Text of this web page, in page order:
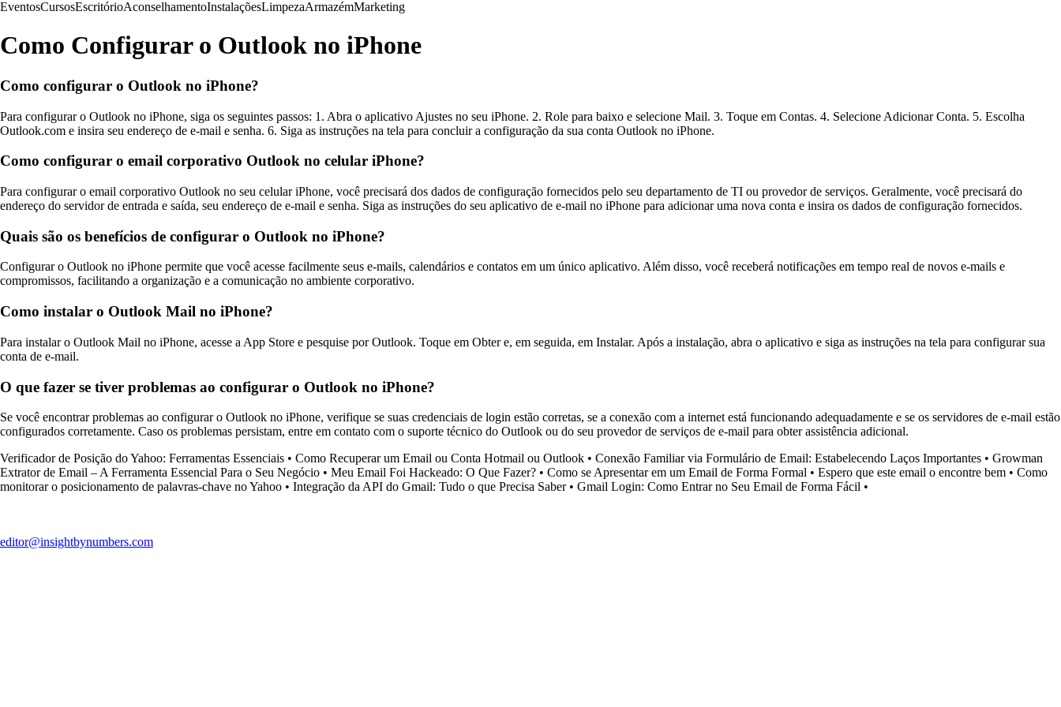
EventosCursosEscritórioAconselhamentoInstalaçõesLimpezaArmazémMarketing
Como Configurar o Outlook no iPhone
Como configurar o Outlook no iPhone?
Para configurar o Outlook no iPhone, siga os seguintes passos: 1. Abra o aplicativo Ajustes no seu iPhone. 2. Role para baixo e selecione Mail. 3. Toque em Contas. 4. Selecione Adicionar Conta. 5. Escolha
Outlook.com e insira seu endereço de e-mail e senha. 6. Siga as instruções na tela para concluir a configuração da sua conta Outlook no iPhone.
Como configurar o email corporativo Outlook no celular iPhone?
Para configurar o email corporativo Outlook no seu celular iPhone, você precisará dos dados de configuração fornecidos pelo seu departamento de TI ou provedor de serviços. Geralmente, você precisará do
endereço do servidor de entrada e saída, seu endereço de e-mail e senha. Siga as instruções do seu aplicativo de e-mail no iPhone para adicionar uma nova conta e insira os dados de configuração fornecidos.
Quais são os benefícios de configurar o Outlook no iPhone?
Configurar o Outlook no iPhone permite que você acesse facilmente seus e-mails, calendários e contatos em um único aplicativo. Além disso, você receberá notificações em tempo real de novos e-mails e
compromissos, facilitando a organização e a comunicação no ambiente corporativo.
Como instalar o Outlook Mail no iPhone?
Para instalar o Outlook Mail no iPhone, acesse a App Store e pesquise por Outlook. Toque em Obter e, em seguida, em Instalar. Após a instalação, abra o aplicativo e siga as instruções na tela para configurar sua
conta de e-mail.
O que fazer se tiver problemas ao configurar o Outlook no iPhone?
Se você encontrar problemas ao configurar o Outlook no iPhone, verifique se suas credenciais de login estão corretas, se a conexão com a internet está funcionando adequadamente e se os servidores de e-mail estão
configurados corretamente. Caso os problemas persistam, entre em contato com o suporte técnico do Outlook ou do seu provedor de serviços de e-mail para obter assistência adicional.
Verificador de Posição do Yahoo: Ferramentas Essenciais • Como Recuperar um Email ou Conta Hotmail ou Outlook • Conexão Familiar via Formulário de Email: Estabelecendo Laços Importantes • Growman
Extrator de Email – A Ferramenta Essencial Para o Seu Negócio • Meu Email Foi Hackeado: O Que Fazer? • Como se Apresentar em um Email de Forma Formal • Espero que este email o encontre bem • Como
monitorar o posicionamento de palavras-chave no Yahoo • Integração da API do Gmail: Tudo o que Precisa Saber• Gmail Login: Como Entrar no Seu Email de Forma Fácil •
editor@insightbynumbers.com